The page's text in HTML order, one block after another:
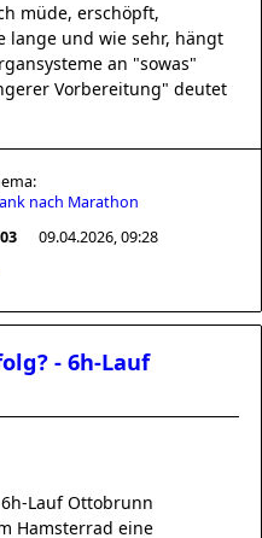
müde, erschöpft,
lange und wie sehr, hängt
an "sowas"
Vorbereitung" deutet
nach Marathon
09.04.2026, 09:28
- 6h-Lauf
Lauf Ottobrunn
Hamsterrad eine